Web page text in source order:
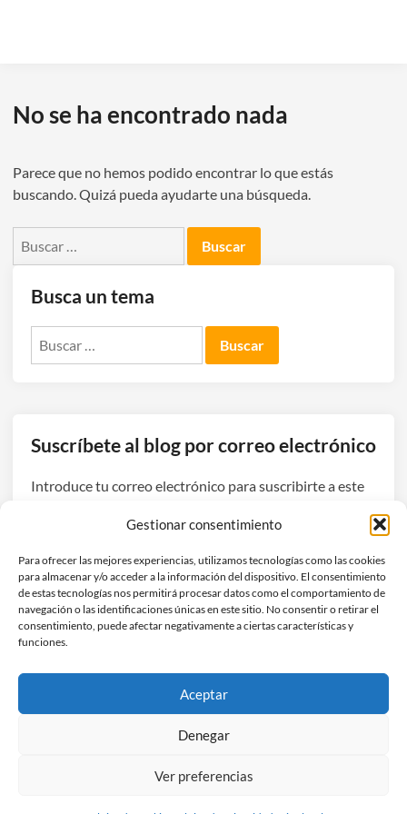
Gestionar consentimiento
Para ofrecer las mejores experiencias, utilizamos tecnologías como las cookies
para almacenar y/o acceder a la información del dispositivo. El consentimiento
de estas tecnologías nos permitirá procesar datos como el comportamiento de
navegación o las identificaciones únicas en este sitio. No consentir o retirar el
consentimiento, puede afectar negativamente a ciertas características y
funciones.
Aceptar
Denegar
Ver preferencias
No se ha encontrado nada
Parece que no hemos podido encontrar lo que estás
buscando. Quizá pueda ayudarte una búsqueda.
Busca un tema
Suscríbete al blog por correo electrónico
Introduce tu correo electrónico para suscribirte a este
de
correo
electrónico
Suscribirse
Únete a otros 3 suscriptores
Hefestec
Funciona con WordPress HybridMag.